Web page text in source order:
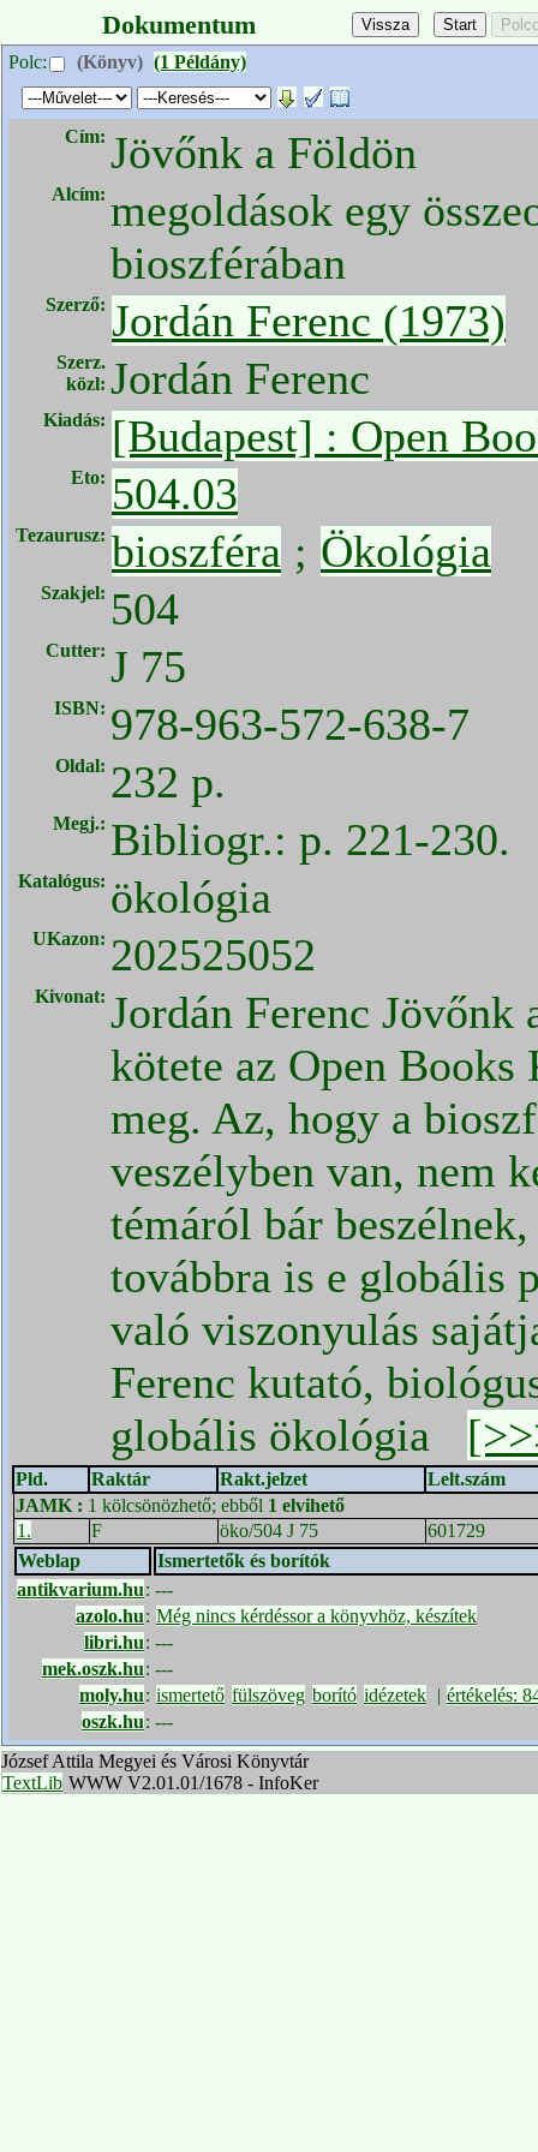
Dokumentum
Polc: (Könyv) (1 Példány)
Cím: Jövőnk a Földön
Alcím: megoldások egy
bioszférában
Szerző: Jordán Ferenc (1973)
Szerz.
közl: Jordán Ferenc
Kiadás: [Budapest] : Open
Eto: 504.03
Tezaurusz: bioszféra ; Ökológia
Szakjel: 504
Cutter: J 75
ISBN: 978-963-572-638-7
Oldal: 232 p.
Megj.: Bibliogr.: p. 221-230.
Katalógus: ökológia
UKazon: 202525052
Kivonat: Jordán Ferenc Jövőnk
kötete az Open
meg. Az, hogy a
veszélyben van, nem
témáról bár
továbbra is e globális
való viszonyulás
Ferenc kutató,
globális ökológia
Pld. Raktár Rakt.jelzet
Lelt.szám
JAMK : 1 kölcsönözhető; ebből 1 elvihető
1.
F öko/504 J 75
601729
Weblap
Ismertetők és borítók
antikvarium.hu: ---
azolo.hu: Még nincs kérdéssor a könyvhöz, készítek
libri.hu: ---
mek.oszk.hu: ---
moly.hu: ismertető fülszöveg borító idézetek | értékelés:
oszk.hu: ---
József Attila Megyei és Városi Könyvtár
TextLib WWW V2.01.01/1678 - InfoKer